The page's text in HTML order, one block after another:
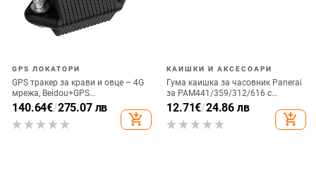
GPS ЛОКАТОРИ
GPS тракер за крави и овце – 4G
мрежа, Beidou+GPS
позициониране, IP68
водоустойчив, аларма за ограда,
дълъг живот на батерията
140.64€/275.07 лв
add_shopping_cart
КАИШКИ И АКСЕСОАРИ
Гума каишка за часовник Panerai
за PAM441/359/312/616 с
катарама butterfly и pin buckle
12.71€/24.86 лв
add_shopping_cart